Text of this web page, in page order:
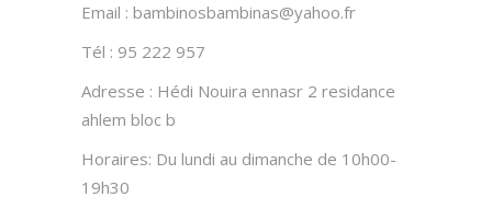
Email : bambinosbambinas@yahoo.fr
Tél : 95 222 957
Adresse : Hédi Nouira ennasr 2 residance
ahlem bloc b
Horaires: Du lundi au dimanche de 10h00-
19h30